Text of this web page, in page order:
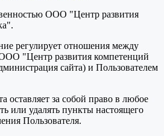
ООО "Центр развития
регулирует отношения между
"Центр развития компетенций
сайта) и Пользователем
оставляет за собой право в любое
или удалять пункты настоящего
Пользователя.